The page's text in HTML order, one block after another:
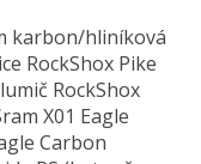
karbon/hliníková
RockShox Pike
RockShox
X01 Eagle
Carbon